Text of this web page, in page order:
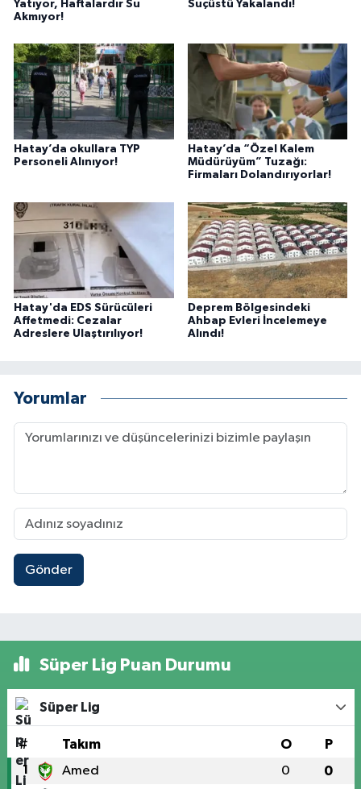
Yatıyor, Haftalardır Su
Akmıyor!
Suçüstü Yakalandı!
Hatay’da okullara TYP
Personeli Alınıyor!
Hatay’da “Özel Kalem
Müdürüyüm” Tuzağı:
Firmaları Dolandırıyorlar!
Hatay'da EDS Sürücüleri
Affetmedi: Cezalar
Adreslere Ulaştırılıyor!
Deprem Bölgesindeki
Ahbap Evleri İncelemeye
Alındı!
Yorumlar
Gönder
Süper Lig Puan Durumu
Süper Lig
# Takım O P
1 Amed 0 0